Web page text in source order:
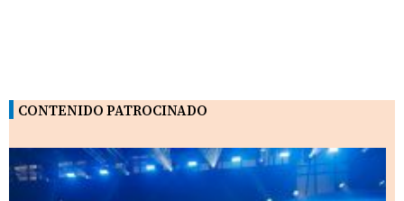
CONTENIDO PATROCINADO